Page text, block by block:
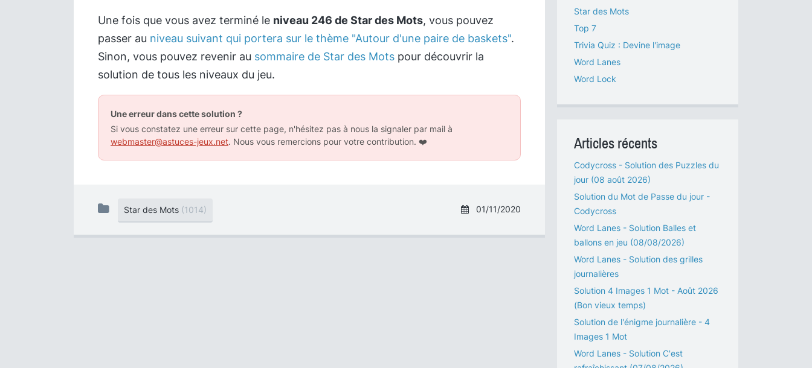
Une fois que vous avez terminé le niveau 246 de Star des Mots, vous pouvez
passer au niveau suivant qui portera sur le thème "Autour d'une paire de baskets".
Sinon, vous pouvez revenir au sommaire de Star des Mots pour découvrir la
solution de tous les niveaux du jeu.
Une erreur dans cette solution ?
Si vous constatez une erreur sur cette page, n'hésitez pas à nous la signaler par mail à
webmaster@astuces-jeux.net. Nous vous remercions pour votre contribution. ❤️
01/11/2020
Star des Mots (1014)
Star des Mots
Top 7
Trivia Quiz : Devine l'image
Word Lanes
Word Lock
Articles récents
Codycross - Solution des Puzzles du
jour (08 août 2026)
Solution du Mot de Passe du jour -
Codycross
Word Lanes - Solution Balles et
ballons en jeu (08/08/2026)
Word Lanes - Solution des grilles
journalières
Solution 4 Images 1 Mot - Août 2026
(Bon vieux temps)
Solution de l'énigme journalière - 4
Images 1 Mot
Word Lanes - Solution C'est